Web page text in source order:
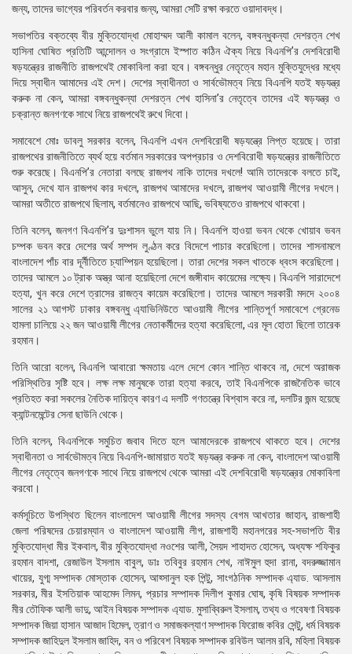
জন্য, তাদের ভাগ্যের পরিবর্তন করবার জন্য, আমরা সেটি রক্ষা করতে ওয়াদাবদ্ধ।
সভাপতির বক্তব্যে বীর মুক্তিযোদ্ধা মোহাম্মদ আলী কামাল বলেন, বঙ্গবন্ধুকন্যা দেশরত্ন শেখ
হাসিনা ঘোষিত প্রতিটি আন্দোলন ও সংগ্রামে ইস্পাত কঠিন ঐক্য নিয়ে বিএনপি’র দেশবিরোধী
ষড়যন্ত্রের রাজনীতি রাজপথেই মোকাবিলা করা হবে। বঙ্গবন্ধুর নেতৃত্বে মহান মুক্তিযুদ্ধের মধ্যে
দিয়ে স্বাধীন আমাদের এই দেশ। দেশের স্বাধীনতা ও সার্বভৌমত্ব নিয়ে বিএনপি যতই ষড়যন্ত্র
করুক না কেন, আমরা বঙ্গবন্ধুকন্যা দেশরত্ন শেখ হাসিনা’র নেতৃত্বে তাদের এই ষড়যন্ত্র ও
চক্রান্ত জনগণকে সাথে নিয়ে রাজপথেই রুখে দিবো।
সমাবেশে মোঃ ডাবলু সরকার বলেন, বিএনপি এখন দেশবিরোধী ষড়যন্ত্রে লিপ্ত হয়েছে। তারা
রাজপথের রাজনীতিতে ব্যর্থ হয়ে বর্তমান সরকারের অপপ্রচার ও দেশবিরোধী ষড়যন্ত্রের রাজনীতিতে
শুরু করেছে। বিএনপি’র নেতারা বলছে রাজপথ নাকি তাদের দখলে! আমি তাদেরকে বলতে চাই,
আসুন, দেখে যান রাজপথ কার দখলে, রাজপথ আমাদের দখলে, রাজপথ আওয়ামী লীগের দখলে।
আমরা অতীতে রাজপথে ছিলাম, বর্তমানেও রাজপথে আছি, ভবিষ্যতেও রাজপথে থাকবো।
তিনি বলেন, জনগণ বিএনপি’র দুঃশাসন ভুলে যায় নি। বিএনপি হাওয়া ভবন থেকে খোয়াব ভবন
চম্পক ভবন করে দেশের অর্থ সম্পদ লুণ্ঠন করে বিদেশে পাচার করেছিলো। তাদের শাসনামলে
বাংলাদেশ পাঁচ বার দূর্নীতিতে চ্যাম্পিয়ন হয়েছিলো। তারা দেশের সকল খাতকে ধ্বংস করেছিলো।
তাদের আমলে ১০ ট্রাক অস্ত্র আনা হয়েছিলো দেশে জঙ্গীবাদ কায়েমের লক্ষ্যে। বিএনপি সারাদেশে
হত্যা, খুন করে দেশে ত্রাসের রাজত্ব কায়েম করেছিলো। তাদের আমলে সরকারী মদদে ২০০৪
সালের ২১ আগস্ট ঢাকার বঙ্গবন্ধু এ্যাভিনিউতে আওয়ামী লীগের শান্তিপূর্ণ সমাবেশে গ্রেনেড
হামলা চালিয়ে ২২ জন আওয়ামী লীগের নেতাকর্মীদের হত্যা করেছিলো, এর মূল হোতা ছিলো তারেক
রহমান।
তিনি আরো বলেন, বিএনপি আবারো ক্ষমতায় এলে দেশে কোন শান্তি থাকবে না, দেশে অরাজক
পরিস্থিতির সৃষ্টি হবে। লক্ষ লক্ষ মানুষকে তারা হত্যা করবে, তাই বিএনপিকে রাজনৈতিক ভাবে
প্রতিহত করা সকলের নৈতিক দায়িত্ব কারণ এ দলটি গণতন্ত্রে বিশ্বাস করে না, দলটির জন্ম হয়েছে
ক্যান্টনমেন্টের সেনা ছাউনি থেকে।
তিনি বলেন, বিএনপিকে সমুচিত জবাব দিতে হলে আমাদেরকে রাজপথে থাকতে হবে। দেশের
স্বাধীনতা ও সার্বভৌমত্ব নিয়ে বিএনপি-জামায়াত যতই ষড়যন্ত্র করুক না কেন, বাংলাদেশ আওয়ামী
লীগের নেতৃত্বে জনগণকে সাথে নিয়ে রাজপথে থেকে আমরা এই দেশবিরোধী ষড়যন্ত্রের মোকাবিলা
করবো।
কর্মসূচিতে উপস্থিত ছিলেন বাংলাদেশ আওয়ামী লীগের সদস্য বেগম আখতার জাহান, রাজশাহী
জেলা পরিষদের চেয়ারম্যান ও বাংলাদেশ আওয়ামী লীগ, রাজশাহী মহানগরের সহ-সভাপতি বীর
মুক্তিযোদ্ধা মীর ইকবাল, বীর মুক্তিযোদ্ধা নওশের আলী, সৈয়দ শাহাদত হোসেন, অধ্যক্ষ শফিকুর
রহমান বাদশা, রেজাউল ইসলাম বাবুল, ডাঃ তবিবুর রহমান শেখ, নাঈমুল হুদা রানা, বদরুজ্জামান
খায়ের, যুগ্ম সম্পাদক মোস্তাক হোসেন, আহ্সানুল হক পিন্টু, সাংগঠনিক সম্পাদক এ্যাড. আসলাম
সরকার, মীর ইসতিয়াক আহমেদ লিমন, প্রচার সম্পাদক দিলীপ কুমার ঘোষ, কৃষি বিষয়ক সম্পাদক
মীর তৌফিক আলী ভাদু, আইন বিষয়ক সম্পাদক এ্যাড. মুসাব্বিরুল ইসলাম, তথ্য ও গবেষণা বিষয়ক
সম্পাদক জিয়া হাসান আজাদ হিমেল, ত্রাণ ও সমাজকল্যাণ সম্পাদক ফিরোজ কবির সেন্টু, ধর্ম বিষয়ক
সম্পাদক জাহিদুল ইসলাম জাহিদ, বন ও পরিবেশ বিষয়ক সম্পাদক রবিউল আলম রবি, মহিলা বিষয়ক